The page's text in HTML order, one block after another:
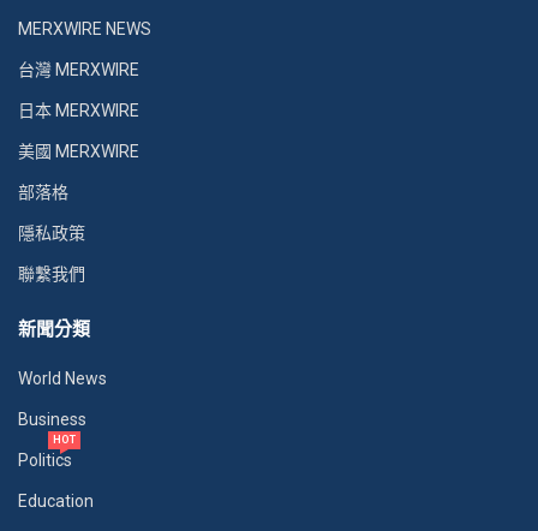
MERXWIRE NEWS
台灣 MERXWIRE
日本 MERXWIRE
美國 MERXWIRE
部落格
隱私政策
聯繫我們
新聞分類
World News
Business
Politics
HOT
Education